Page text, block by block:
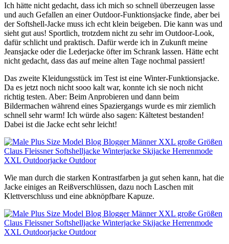
Ich hätte nicht gedacht, dass ich mich so schnell überzeugen lasse
und auch Gefallen an einer Outdoor-Funktionsjacke finde, aber bei
der Softshell-Jacke muss ich echt klein beigeben. Die kann was und
sieht gut aus! Sportlich, trotzdem nicht zu sehr im Outdoor-Look,
dafür schlicht und praktisch. Dafür werde ich in Zukunft meine
Jeansjacke oder die Lederjacke öfter im Schrank lassen. Hätte echt
nicht gedacht, dass das auf meine alten Tage nochmal passiert!
Das zweite Kleidungsstück im Test ist eine Winter-Funktionsjacke.
Da es jetzt noch nicht sooo kalt war, konnte ich sie noch nicht
richtig testen. Aber: Beim Anprobieren und dann beim
Bildermachen während eines Spaziergangs wurde es mir ziemlich
schnell sehr warm! Ich würde also sagen: Kältetest bestanden!
Dabei ist die Jacke echt sehr leicht!
Wie man durch die starken Kontrastfarben ja gut sehen kann, hat die
Jacke einiges an Reißverschlüssen, dazu noch Laschen mit
Klettverschluss und eine abknöpfbare Kapuze.